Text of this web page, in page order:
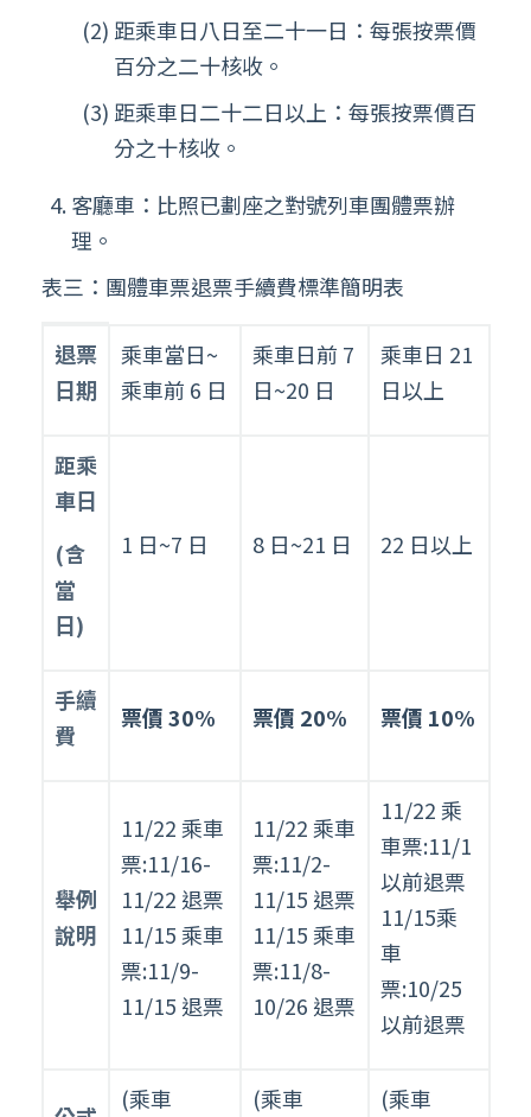
距乘車日八日至二十一日：每張按票價
百分之二十核收。
距乘車日二十二日以上：每張按票價百
分之十核收。
客廳車：比照已劃座之對號列車團體票辦
理。
表三：團體車票退票手續費標準簡明表
體
退
票
手
費
標
準
表
退票
日期
乘車當日~
乘車前 6 日
乘車日前 7
日~20 日
乘車日 21
日以上
距乘
車日
(含
當
日)
1 日~7 日 8 日~21 日 22 日以上
手續
費
票價 30% 票價 20% 票價 10%
舉例
說明
11/22 乘車
票:11/16-
11/22 退票
11/15 乘車
票:11/9-
11/15 退票
11/22 乘車
票:11/2-
11/15 退票
11/15 乘車
票:11/8-
10/26 退票
11/22 乘
車票:11/1
以前退票
11/15乘
車
票:10/25
以前退票
(乘車 (乘車 (乘車